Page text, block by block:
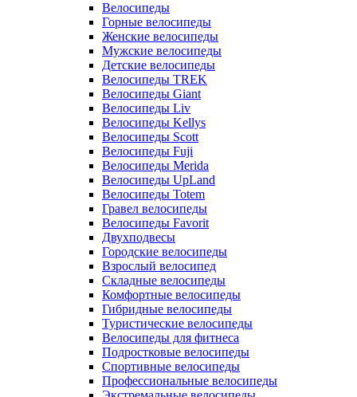
Велосипеды
Горные велосипеды
Женские велосипеды
Мужские велосипеды
Детские велосипеды
Велосипеды TREK
Велосипеды Giant
Велосипеды Liv
Велосипеды Kellys
Велосипеды Scott
Велосипеды Fuji
Велосипеды Merida
Велосипеды UpLand
Велосипеды Totem
Гравел велосипеды
Велосипеды Favorit
Двухподвесы
Городские велосипеды
Взрослый велосипед
Складные велосипеды
Комфортные велосипеды
Гибридные велосипеды
Туристические велосипеды
Велосипеды для фитнеса
Подростковые велосипеды
Спортивные велосипеды
Профессиональные велосипеды